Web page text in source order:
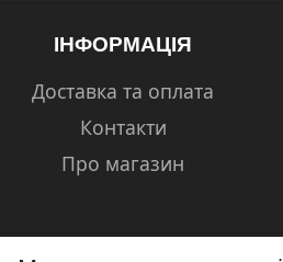
ІНФОРМАЦІЯ
Доставка та оплата
Контакти
Про магазин